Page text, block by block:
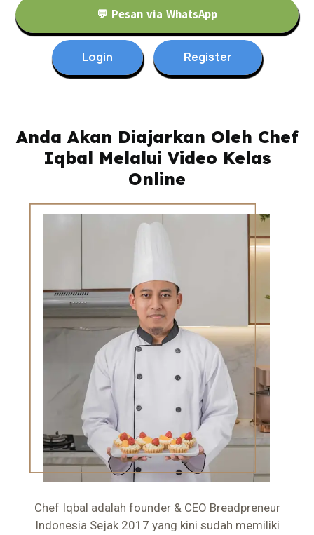
💬 Pesan via WhatsApp
Login Register
Anda Akan Diajarkan Oleh Chef
Iqbal Melalui Video Kelas
Online
Chef Iqbal adalah founder & CEO Breadpreneur
Indonesia Sejak 2017 yang kini sudah memiliki